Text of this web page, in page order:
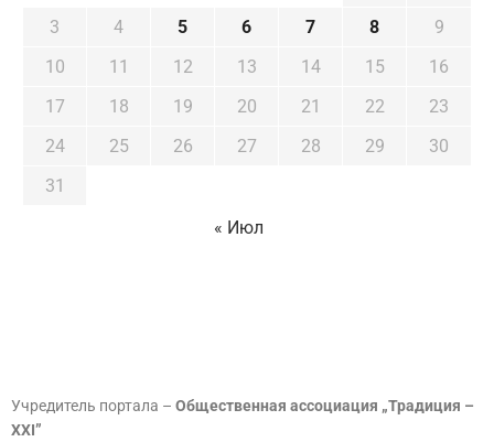
3
4 5 6 7 8
9
10
11 12 13 14 15
16
17
18 19 20 21 22
23
24
25 26 27 28 29
30
31
« Июл
Учредитель портала – Общественная ассоциация „Традиция –
XXI”